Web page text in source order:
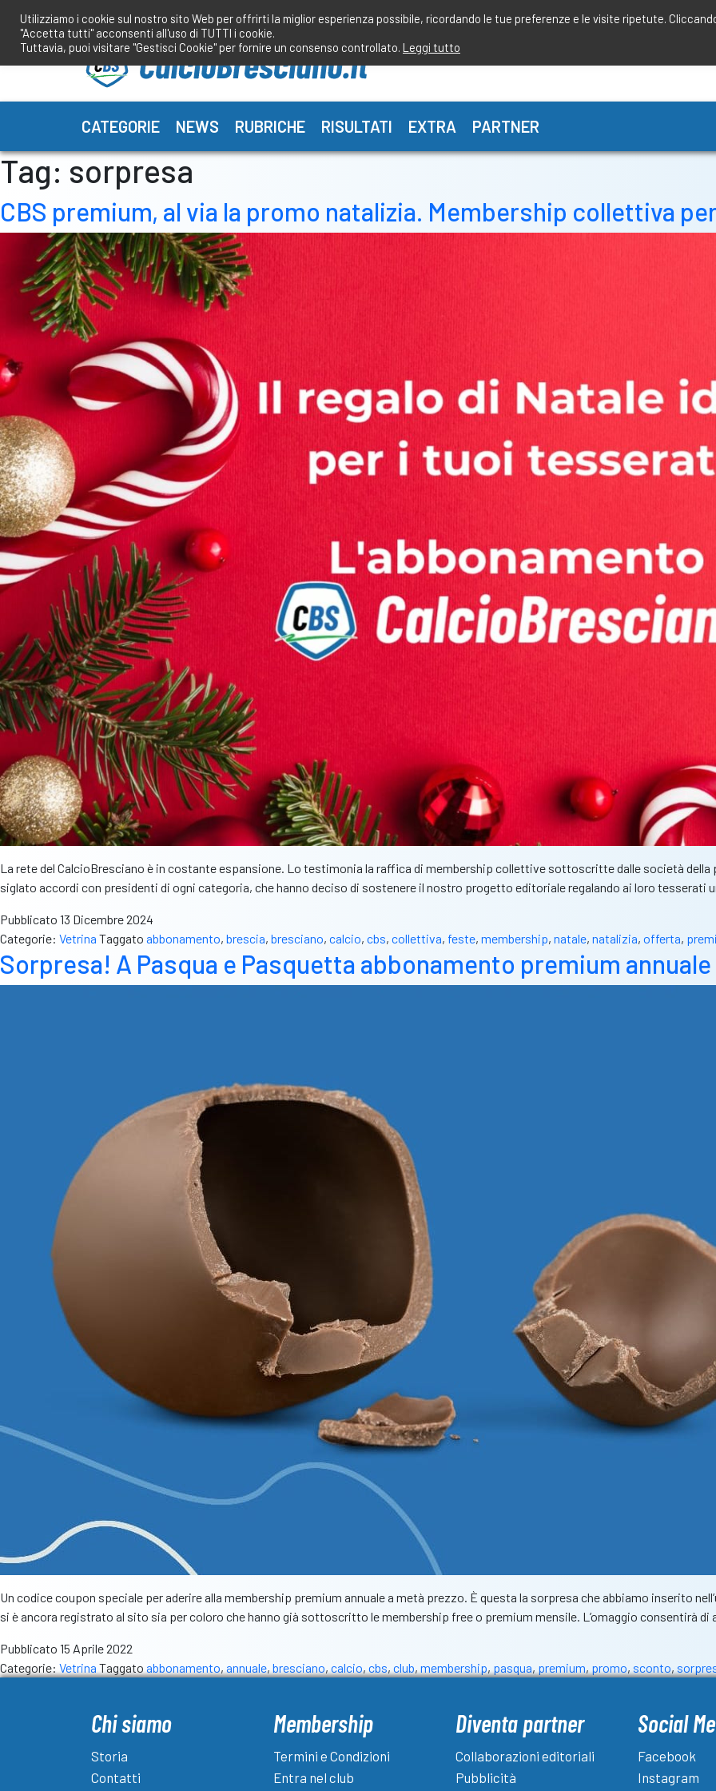
contenuto
CATEGORIE NEWS RUBRICHE RISULTATI EXTRA PARTNER
Tag: sorpresa
CBS premium, al via la promo natalizia. Membership collettiva
La rete del CalcioBresciano è in costante espansione. Lo testimonia la raffica di membership collettive sottoscritte dalle società
siglato accordi con presidenti di ogni categoria, che hanno deciso di sostenere il nostro progetto editoriale regalando ai loro tesserati
Pubblicato 13 Dicembre 2024
Categorie: Vetrina Taggato abbonamento, brescia, bresciano, calcio, cbs, collettiva, feste, membership, natale, natalizia, offerta,
Sorpresa! A Pasqua e Pasquetta abbonamento premium
Un codice coupon speciale per aderire alla membership premium annuale a metà prezzo. È questa la sorpresa che abbiamo inserito
si è ancora registrato al sito sia per coloro che hanno già sottoscritto le membership free o premium mensile. L’omaggio consentirà di
Pubblicato 15 Aprile 2022
Categorie: Vetrina Taggato abbonamento, annuale, bresciano, calcio, cbs, club, membership, pasqua, premium, promo, sconto,
Chi siamo
Storia
Contatti
Membership
Termini e Condizioni
Entra nel club
Diventa partner
Collaborazioni editoriali
Pubblicità
Social
Facebook
Instagram
Utilizziamo i cookie sul nostro sito Web per offrirti la miglior esperienza possibile, ricordando le tue preferenze e le visite ripetute.
"Accetta tutti" acconsenti all'uso di TUTTI i cookie.
Tuttavia, puoi visitare "Gestisci Cookie" per fornire un consenso controllato. Leggi tutto